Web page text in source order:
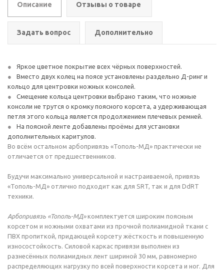
Описание Отзывы о товаре
Задать вопрос Дополнительно
Яркое цветное покрытие всех чёрных поверхностей.
Вместо двух колец на поясе установлены раздельно Д-ринг и
кольцо для центровки ножных консолей.
Смещение кольца центровки выбрано таким, что ножные
консоли не трутся о кромку поясного корсета, а удерживающая
петля этого кольца является продолжением плечевых ремней.
На поясной ленте добавлены проёмы для установки
дополнительных каритулов.
Во всём остальном арбопривязь «Тополь-МД» практически не
отличается от предшественников.
Будучи максимально универсальной и настраиваемой, привязь
«Тополь-МД» отлично подходит как для SRT, так и для DdRT
техники.
Арбопривязь «Тополь-МД»комплектуется широким поясным
корсетом и ножными охватами из прочной полиамидной ткани с
ПВХ пропиткой, придающей корсету жёсткость и повышенную
износостойкость. Силовой каркас привязи выполнен из
разнесённых полиамидных лент шириной 30 мм, равномерно
распределяющих нагрузку по всей поверхности корсета и ног. Для